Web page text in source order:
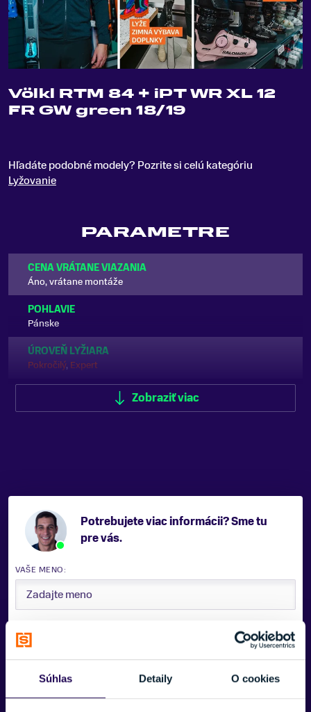
Súhlas Detaily O cookies
Völkl RTM 84 + iPT WR XL 12
FR GW green 18/19
Hľadáte podobné modely? Pozrite si celú kategóriu
Lyžovanie
PARAMETRE
CENA VRÁTANE VIAZANIA
Áno, vrátane montáže
POHLAVIE
Pánske
ÚROVEŇ LYŽIARA
Pokročilý, Expert
JADRO LYŽE
UVO
iPT WR XL 12 FR GW flo-red
ŠÍRKA LYŽÍ POD VIAZANÍM
FARBA
Čierna, Šedá, Zelená
ZNAČKA
Völkl
Zobraziť viac
Potrebujete viac informácii? Sme tu
pre vás.
VAŠE MENO: